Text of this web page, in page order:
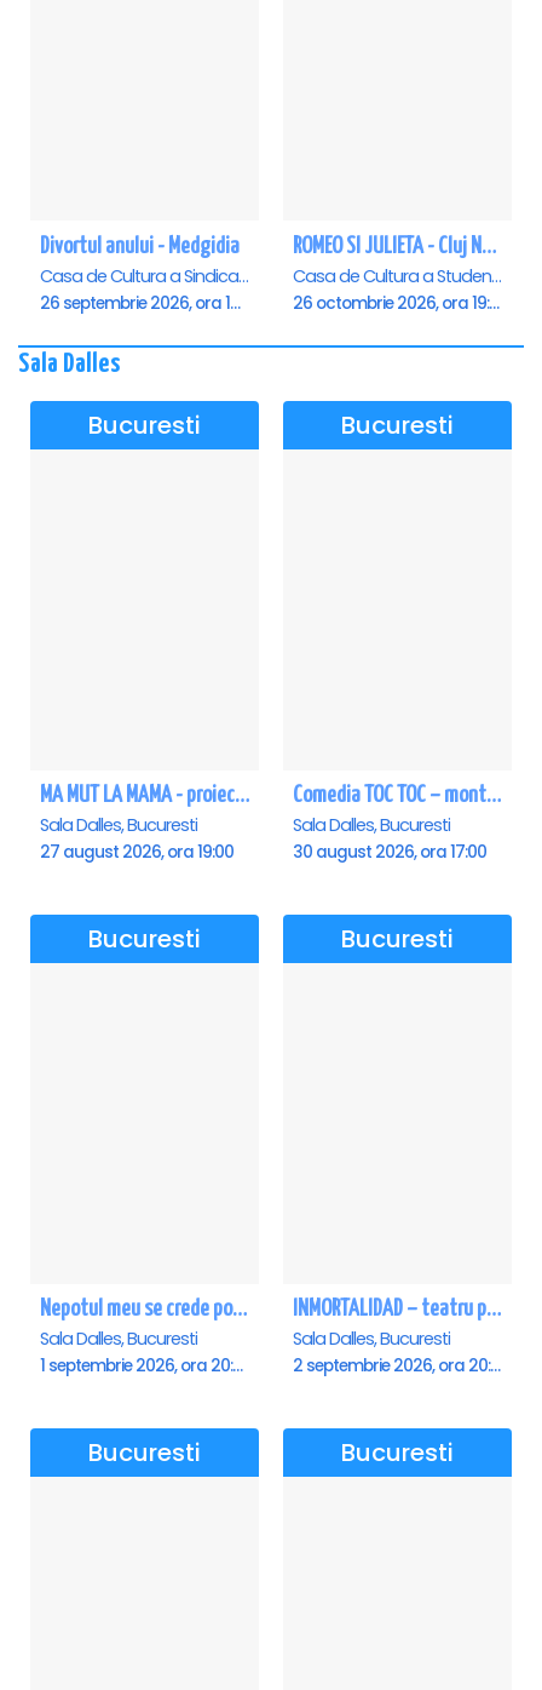
Divortul anului - Medgidia
Casa de Cultura a Sindicatelor Lucian Grigorescu, Medgidia
26 septembrie 2026, ora 19:00
ROMEO SI JULIETA - Cluj Napoca
Casa de Cultura a Studentilor Dumitru Farcas, Cluj-Napoca
26 octombrie 2026, ora 19:00
Sala Dalles
Bucuresti
MA MUT LA MAMA - proiectie film Dalles
Sala Dalles, Bucuresti
27 august 2026, ora 19:00
Bucuresti
Comedia TOC TOC – montarea originală
Sala Dalles, Bucuresti
30 august 2026, ora 17:00
Bucuresti
Nepotul meu se crede poet - Sala Dalles
Sala Dalles, Bucuresti
1 septembrie 2026, ora 20:00
Bucuresti
INMORTALIDAD – teatru poetic cu Magda Catone & Maxim Belciug
Sala Dalles, Bucuresti
2 septembrie 2026, ora 20:00
Bucuresti Bucuresti